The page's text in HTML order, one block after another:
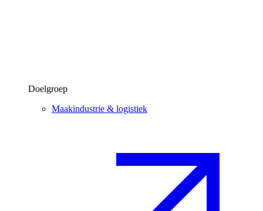
Doelgroep
Maakindustrie & logistiek